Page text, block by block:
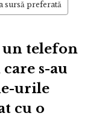
sursă preferată
un telefon
s-au
urile
cu o